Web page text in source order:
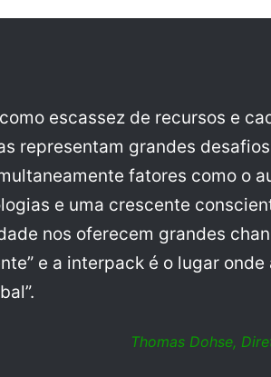
escassez de recursos e
representam grandes
fatores como o
e uma crescente
nos oferecem grandes
e a interpack é o lugar
Thomas Dohse,